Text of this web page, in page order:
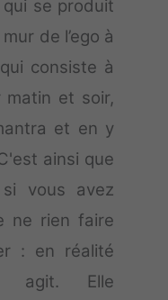
se produit
de l’ego à
consiste à
matin et soir,
et en y
ainsi que
vous avez
ne rien faire
: en réalité
agit. Elle